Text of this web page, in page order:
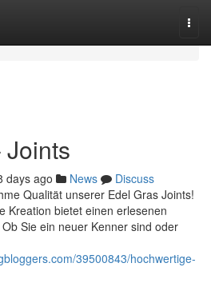
days ago News
Discuss
Qualität unserer Edel Gras Joints!
Kreation bietet einen erlesenen
Sie ein neuer Kenner sind oder
39500843/hochwertige-